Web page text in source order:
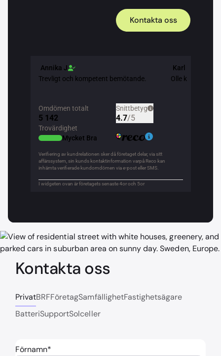
Kontakta oss
Kontakta oss
PrivatBRFFöretagSamfällighetFastighetsägare
BatteriSupportSolceller
Förnamn*